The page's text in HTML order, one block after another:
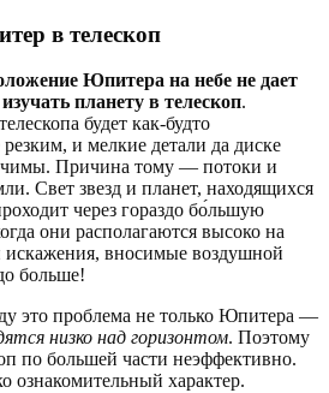
в телескоп
Юпитера на небе не дает
планету в телескоп.
будет как-будто
и мелкие детали да диске
Причина тому — потоки и
Свет звезд и планет, находящихся
через гораздо бо́льшую
они располагаются высоко на
искажения, вносимые воздушной
больше!
это проблема не только Юпитера —
низко над горизонтом. Поэтому
по большей части неэффективно.
ознакомительный характер.